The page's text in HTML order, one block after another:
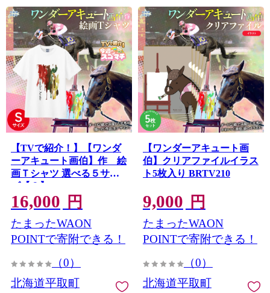
【TVで紹介！】【ワンダ
ーアキュート画伯】作 絵
画Ｔシャツ 選べる５サイ
ズ【Ｓ】 BRTV211-1
16,000 円
たまったWAON
POINTで寄附できる！
（0）
北海道平取町
【ワンダーアキュート画
伯】クリアファイルイラス
ト5枚入り BRTV210
9,000 円
たまったWAON
POINTで寄附できる！
（0）
北海道平取町